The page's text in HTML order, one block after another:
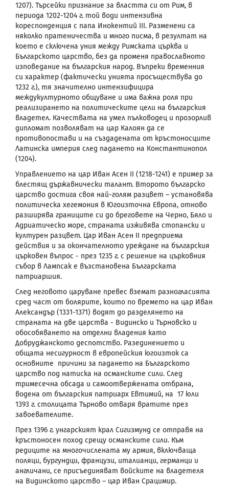
1207). Търсейки признание за властта си от Рим, в
периода 1202-1204 г. той води интензивна
кореспонденция с папа Инокентий III. Разменени са
няколко пратеничества и много писма, в резултат на
което е сключена уния между Римската църква и
Българското царство, без да променя православното
изповедание на българския народ. Въпреки временния
си характер (фактически унията просъществува до
1232 г.), тя значително интензифицира
междукултурното общуване и има важна роля при
реализирането на политическите цели на българския
владетел. Качествата на умел пълководец и прозорлив
дипломат позволяват на цар Калоян да се
противопостави и на създадената от кръстоносците
Латинска империя след падането на Константинопол
(1204).
Управлението на цар Иван Асен II (1218-1241) е пример за
блестящ държавнически талант. Второто българско
царство достига своя най-голям разцвет – установява
политическа хегемония в Югоизточна Европа, отново
разширява границите си до бреговете на Черно, Бяло и
Адриатическо море, страната изживява стопански и
културен разцвет. Цар Иван Асен II предприема
действия и за окончателното уреждане на българския
църковен въпрос - през 1235 г. с решение на църковния
събор в Лампсак е възстановена Българската
патриаршия.
След неговото царуване превес вземат разногласията
сред част от болярите, които по времето на цар Иван
Александър (1331-1371) водят до разделянето на
страната на две царства - Видинско и Търновско и
обособяването на отделни владения като
Добруджанското деспотство. Разединението и
общата несигурност в европейския югоизток са
основните причини за падането на Българското
царство под натиска на османските сили. След
тримесечна обсада и самоотвержената отбрана,
водена от българския патриарх Евтимий, на 17 юли
1393 г. столицата Търново отваря вратите през
завоевателите.
През 1396 г. унгарският крал Сигизмунд се отправя на
кръстоносен поход срещу османските сили. Към
редиците на многочислената му армия, включваща
поляци, бургундци, французи, италианци, германци и
англичани, се присъединяват войските на владетеля
на Видинското царство – цар Иван Срацимир.